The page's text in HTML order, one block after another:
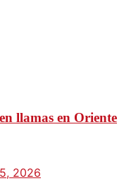
llamas en Oriente
2026